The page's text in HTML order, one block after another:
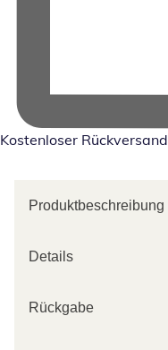
Kostenloser Rückversand
Produktbeschreibung
Details
Rückgabe